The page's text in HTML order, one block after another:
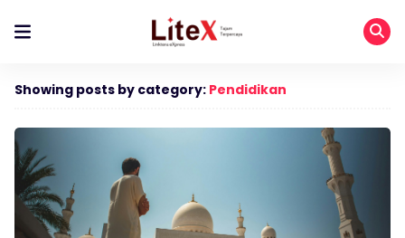
Showing posts by category: Pendidikan